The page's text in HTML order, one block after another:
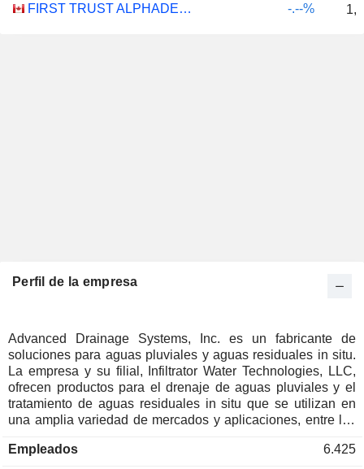
FIRST TRUST ALPHADEX U.S. INDUSTRIALS SECTOR INDEX ETF - CAD HEDGED
-.--%
Perfil de la empresa
Advanced Drainage Systems, Inc. es un fabricante de
soluciones para aguas pluviales y aguas residuales in situ.
La empresa y su filial, Infiltrator Water Technologies, LLC,
ofrecen productos para el drenaje de aguas pluviales y el
tratamiento de aguas residuales in situ que se utilizan en
una amplia variedad de mercados y aplicaciones, entre los
infraestructuras y agrícola, al tiempo que prestan servicio al
Empleados 6.425